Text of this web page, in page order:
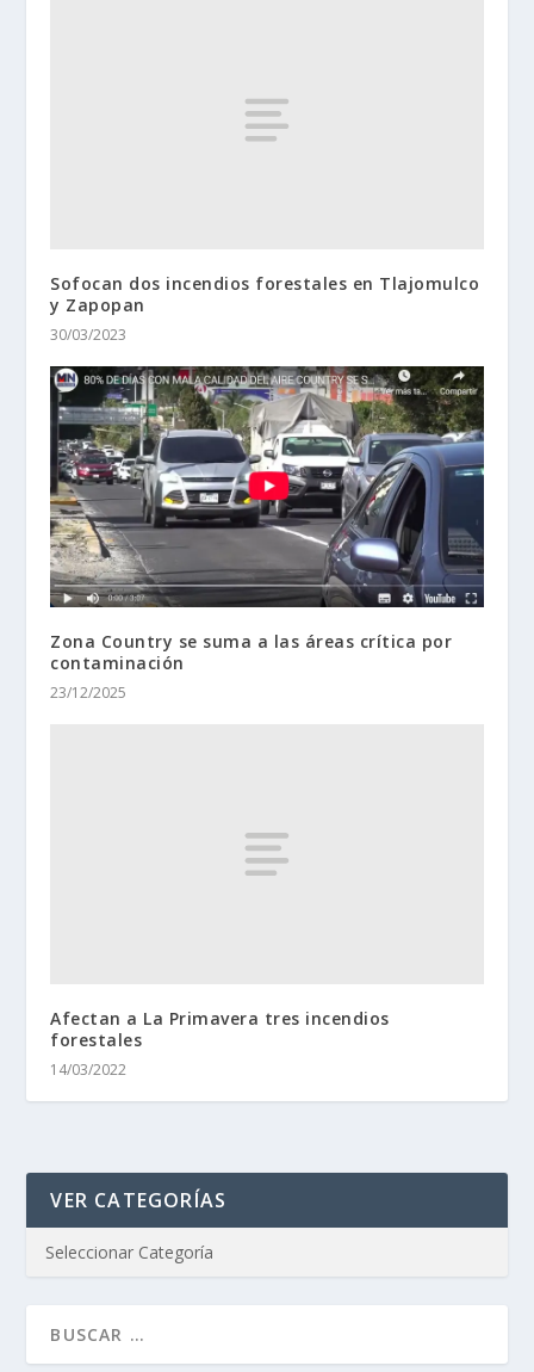
Sofocan dos incendios forestales en Tlajomulco
y Zapopan
30/03/2023
Zona Country se suma a las áreas crítica por
contaminación
23/12/2025
Afectan a La Primavera tres incendios
forestales
14/03/2022
VER CATEGORÍAS